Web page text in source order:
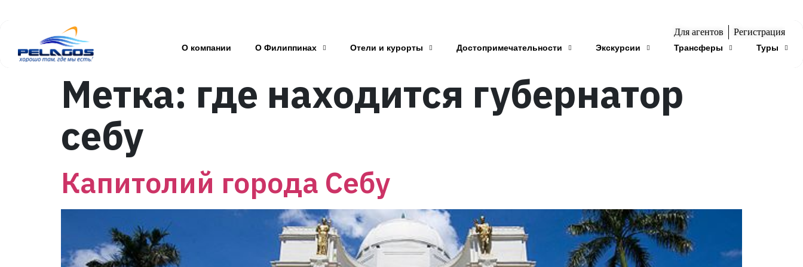
Для агентов Регистрация
О компании О Филиппинах Отели и курорты Достопримечательности Экскурсии Трансферы Туры
Метка: где находится губернатор
себу
Капитолий города Себу